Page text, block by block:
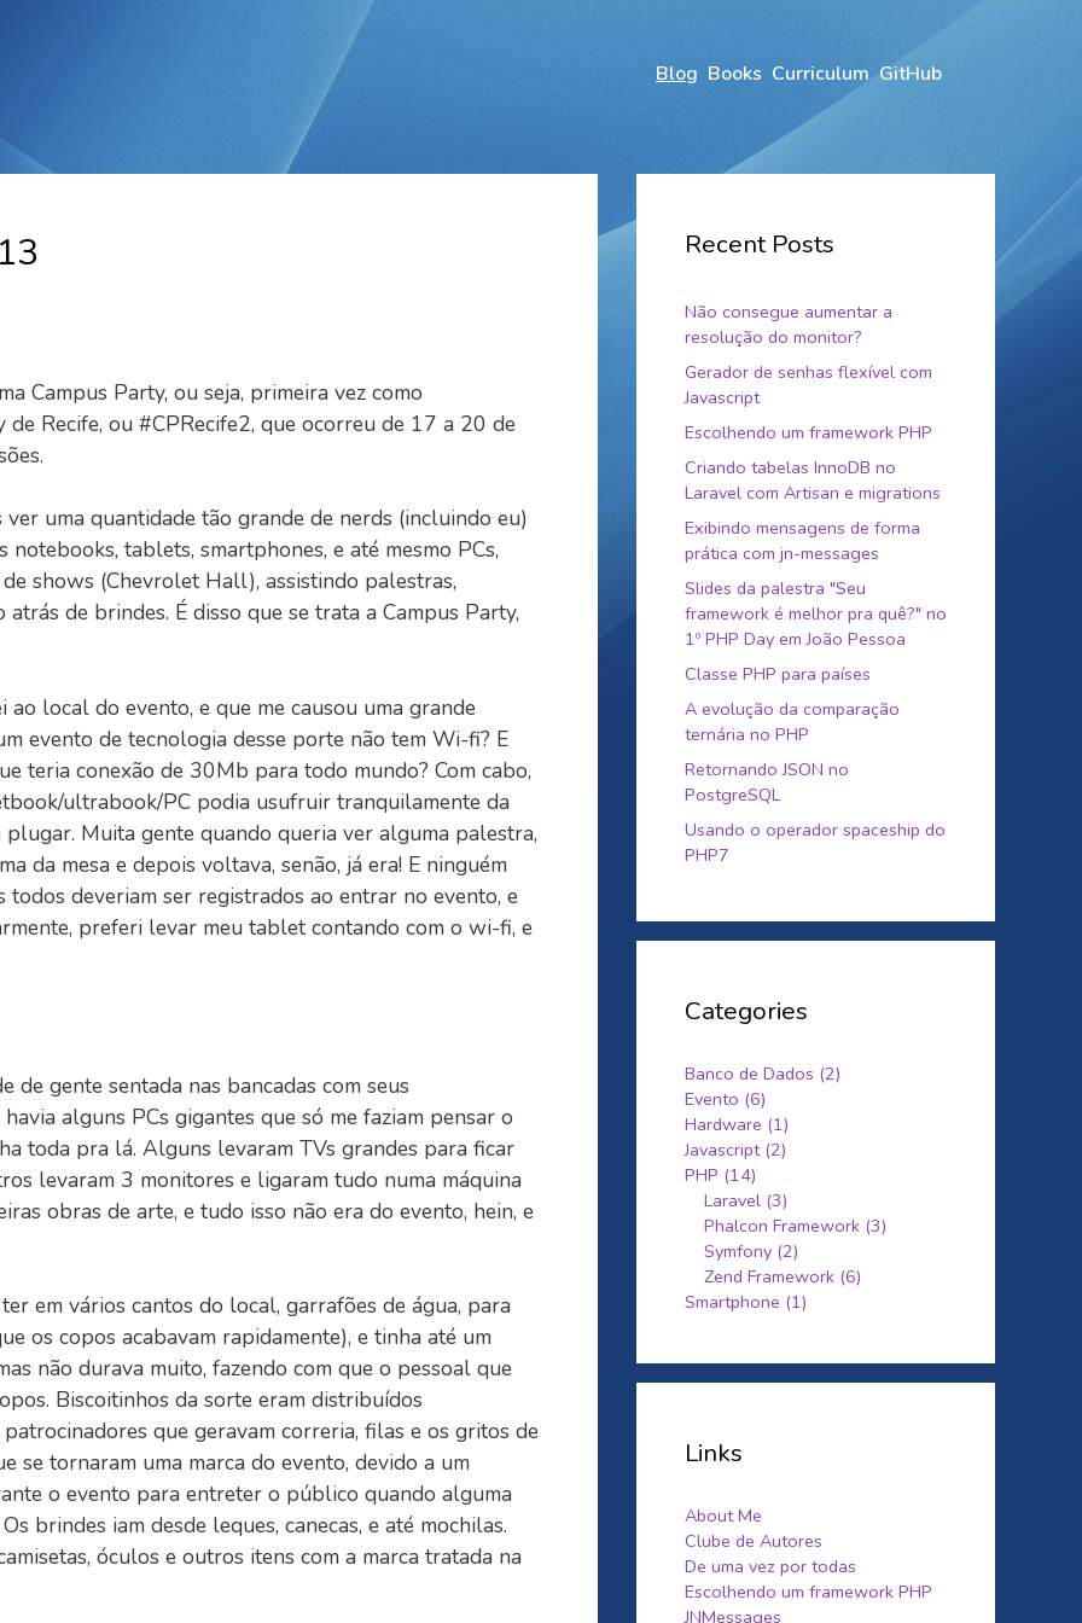
Blog Books Curriculum GitHub
Campus Party, ou seja, primeira vez como
Recife, ou #CPRecife2, que ocorreu de 17 a 20 de
uma quantidade tão grande de nerds (incluindo eu)
tablets, smartphones, e até mesmo PCs,
shows (Chevrolet Hall), assistindo palestras,
de brindes. É disso que se trata a Campus Party,
local do evento, e que me causou uma grande
evento de tecnologia desse porte não tem Wi-fi? E
teria conexão de 30Mb para todo mundo? Com cabo,
ultrabook/PC podia usufruir tranquilamente da
Muita gente quando queria ver alguma palestra,
da mesa e depois voltava, senão, já era! E ninguém
deveriam ser registrados ao entrar no evento, e
preferi levar meu tablet contando com o wi-fi, e
de gente sentada nas bancadas com seus
alguns PCs gigantes que só me faziam pensar o
toda pra lá. Alguns levaram TVs grandes para ficar
levaram 3 monitores e ligaram tudo numa máquina
obras de arte, e tudo isso não era do evento, hein, e
em vários cantos do local, garrafões de água, para
os copos acabavam rapidamente), e tinha até um
não durava muito, fazendo com que o pessoal que
Biscoitinhos da sorte eram distribuídos
que geravam correria, filas e os gritos de
se tornaram uma marca do evento, devido a um
o evento para entreter o público quando alguma
brindes iam desde leques, canecas, e até mochilas.
óculos e outros itens com a marca tratada na
Recent Posts
Não consegue aumentar a
resolução do monitor?
Gerador de senhas flexível com
Javascript
Escolhendo um framework PHP
Criando tabelas InnoDB no
Laravel com Artisan e migrations
Exibindo mensagens de forma
prática com jn-messages
Slides da palestra "Seu
framework é melhor pra quê?" no
1º PHP Day em João Pessoa
Classe PHP para países
A evolução da comparação
ternária no PHP
Retornando JSON no
PostgreSQL
Usando o operador spaceship do
PHP7
Categories
Banco de Dados (2)
Evento (6)
Hardware (1)
Javascript (2)
PHP (14)
Laravel (3)
Phalcon Framework (3)
Symfony (2)
Zend Framework (6)
Smartphone (1)
Links
About Me
Clube de Autores
De uma vez por todas
Escolhendo um framework PHP
JNMessages